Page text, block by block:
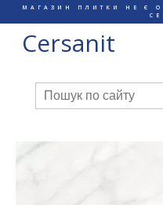
МАГАЗИН ПЛИТКИ НЕ Є
Cersanit